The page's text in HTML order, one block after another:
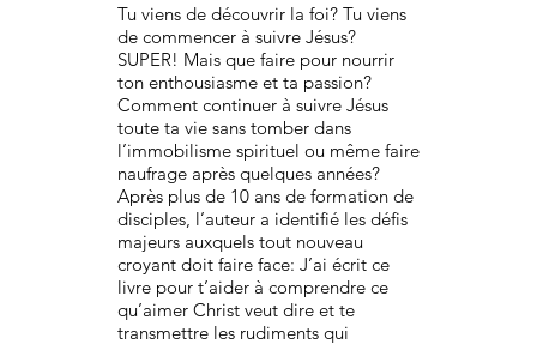
Tu viens de découvrir la foi? Tu viens
de commencer à suivre Jésus?
SUPER! Mais que faire pour nourrir
ton enthousiasme et ta passion?
Comment continuer à suivre Jésus
toute ta vie sans tomber dans
l’immobilisme spirituel ou même faire
naufrage après quelques années?
Après plus de 10 ans de formation de
disciples, l’auteur a identifié les défis
majeurs auxquels tout nouveau
croyant doit faire face: J’ai écrit ce
livre pour t’aider à comprendre ce
qu’aimer Christ veut dire et te
transmettre les rudiments qui